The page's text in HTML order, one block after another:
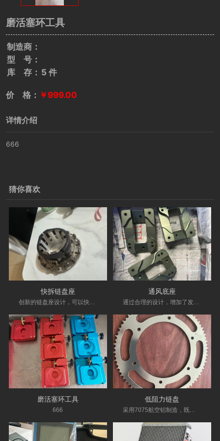
磨活塞环工具
制造商：
型 号：
库 存： 5 件
价 格： ￥999.00
详情介绍
666
猜你喜欢
快拆链盘座
创新的链盘座设计，可以快速的更换你所需要的链盘型号，不用螺丝...
通风底座
通过合理的设计，增加了发动机曲轴箱的散热，从而降低混合气的温...
磨活塞环工具
666
低阻力链盘
采用7075航空铝制造，既兼顾耐用性与轻量化，又能降低阻力